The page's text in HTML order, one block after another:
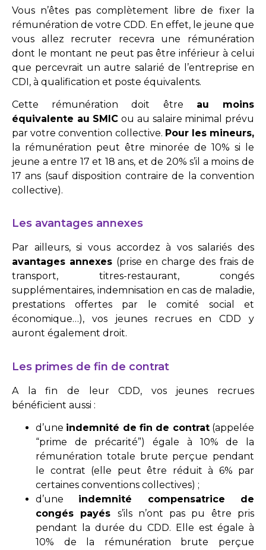
Vous n’êtes pas complètement libre de fixer la
rémunération de votre CDD. En effet, le jeune que
vous allez recruter recevra une rémunération
dont le montant ne peut pas être inférieur à celui
que percevrait un autre salarié de l’entreprise en
CDI, à qualification et poste équivalents.
Cette rémunération doit être au moins
équivalente au SMIC ou au salaire minimal prévu
par votre convention collective. Pour les mineurs,
la rémunération peut être minorée de 10% si le
jeune a entre 17 et 18 ans, et de 20% s’il a moins de
17 ans (sauf disposition contraire de la convention
collective).
Les avantages annexes
Par ailleurs, si vous accordez à vos salariés des
avantages annexes (prise en charge des frais de
transport, titres-restaurant, congés
supplémentaires, indemnisation en cas de maladie,
prestations offertes par le comité social et
économique…), vos jeunes recrues en CDD y
auront également droit.
Les primes de fin de contrat
A la fin de leur CDD, vos jeunes recrues
bénéficient aussi :
d’une indemnité de fin de contrat(appelée
“prime de précarité”) égale à 10% de la
rémunération totale brute perçue pendant
le contrat (elle peut être réduit à 6% par
certaines conventions collectives) ;
d’une indemnité compensatrice de
congés payés s’ils n’ont pas pu être pris
pendant la durée du CDD. Elle est égale à
10% de la rémunération brute perçue